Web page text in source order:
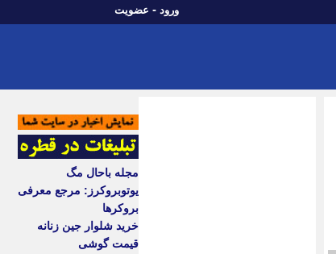
ورود - عضویت
مجله باحال مگ
یوتوبروکرز: مرجع معرفی
بروکرها
خرید شلوار جین زنانه
قیمت گوشی